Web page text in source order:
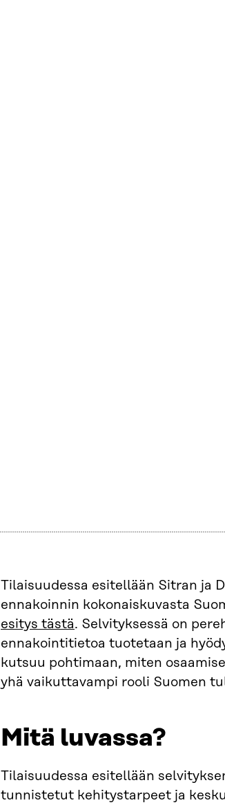
Tilaisuudessa esitellään Sitran ja
ennakoinnin kokonaiskuvasta
esitys tästä. Selvityksessä on
ennakointitietoa tuotetaan ja
kutsuu pohtimaan, miten
yhä vaikuttavampi rooli Suomen
Mitä luvassa?
Tilaisuudessa esitellään
tunnistetut kehitystarpeet ja